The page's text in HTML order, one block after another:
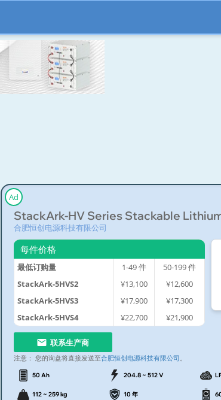
Ad
StackArk-HV Series Stackable Lithium
合肥恒创电源科技有限公司
每件价格
最低订购量 1-49件 50-199件
StackArk-5HVS2
¥13,100
¥12,600
StackArk-5HVS3
¥17,900
¥17,300
StackArk-5HVS4
¥22,700 ¥21,900
联系生产商
注意： 您的询盘将直接发送至合肥恒创电源科技有限公司 。
50 Ah 204.8 ~ 512 V
112 ~ 259 kg 10 年